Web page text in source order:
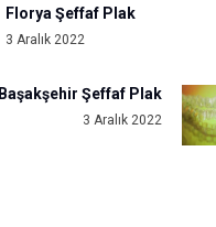
Previous
post:
Florya Şeffaf Plak
3 Aralık 2022
Next
post:
Başakşehir Şeffaf Plak
3 Aralık 2022